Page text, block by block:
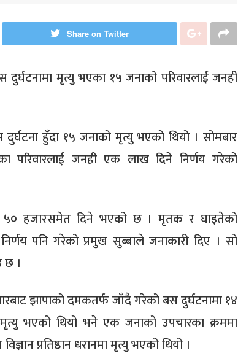
Share on Twitter
मृत्यु भएका १५ जनाको परिवारलाई जनही
हुँदा १५ जनाको मृत्यु भएको थियो । सोमबार
परिवारलाई जनही एक लाख दिने निर्णय गरेको
५० हजारसमेत दिने भएको छ । मृतक र घाइतेको
पनि गरेको प्रमुख सुब्बाले जनाकारी दिए । सो
।
झापाको दमकतर्फ जाँदै गरेको बस दुर्घटनामा १४
भएको थियो भने एक जनाको उपचारका क्रममा
प्रतिष्ठान धरानमा मृत्यु भएको थियो ।